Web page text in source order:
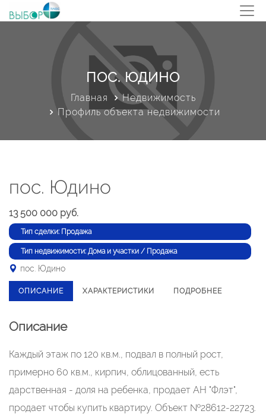
ПОС. ЮДИНО
Главная
Недвижимость
Профиль объекта недвижимости
пос. Юдино
13 500 000 руб.
Тип сделки: Продажа
Тип недвижимости: Дома и участки / Продажа
пос. Юдино
ОПИСАНИЕ ХАРАКТЕРИСТИКИ ПОДРОБНЕЕ
Описание
Каждый этаж по 120 кв.м., подвал в полный рост,
примерно 60 кв.м., кирпич, облицованный, есть
дарственная - доля на ребенка, продает АН "Флэт",
продает чтобы купить квартиру. Объект №28612-22723.